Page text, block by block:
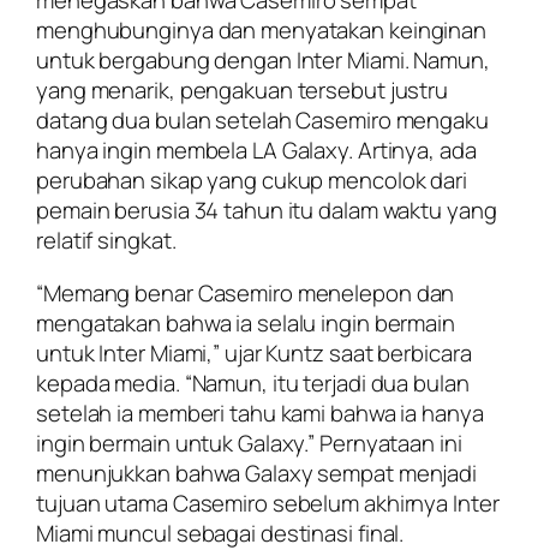
menghubunginya dan menyatakan keinginan
untuk bergabung dengan Inter Miami. Namun,
yang menarik, pengakuan tersebut justru
datang dua bulan setelah Casemiro mengaku
hanya ingin membela LA Galaxy. Artinya, ada
perubahan sikap yang cukup mencolok dari
pemain berusia 34 tahun itu dalam waktu yang
relatif singkat.
“Memang benar Casemiro menelepon dan
mengatakan bahwa ia selalu ingin bermain
untuk Inter Miami,” ujar Kuntz saat berbicara
kepada media. “Namun, itu terjadi dua bulan
setelah ia memberi tahu kami bahwa ia hanya
ingin bermain untuk Galaxy.” Pernyataan ini
menunjukkan bahwa Galaxy sempat menjadi
tujuan utama Casemiro sebelum akhirnya Inter
Miami muncul sebagai destinasi final.